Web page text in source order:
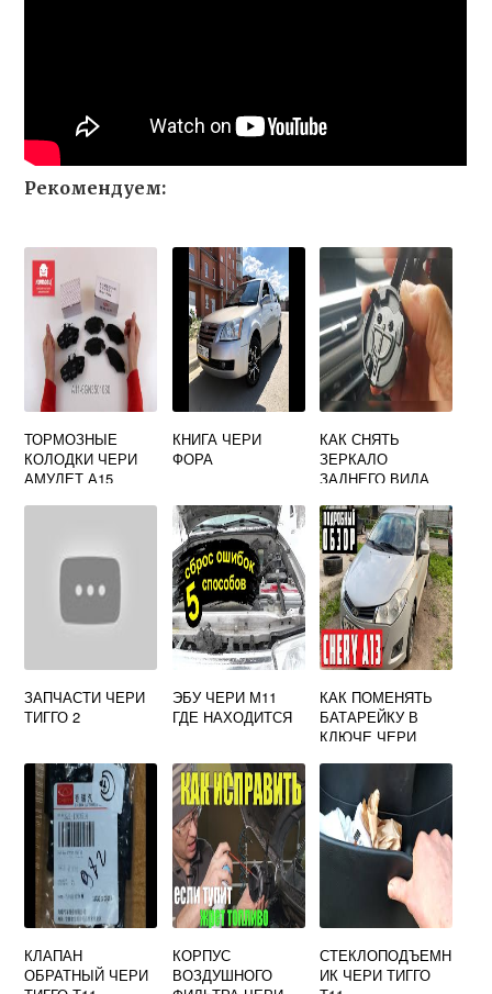
Рекомендуем:
ТОРМОЗНЫЕ
КОЛОДКИ ЧЕРИ
АМУЛЕТ А15
КНИГА ЧЕРИ
ФОРА
КАК СНЯТЬ
ЗЕРКАЛО
ЗАДНЕГО ВИДА
Т11
ЗАПЧАСТИ ЧЕРИ
ТИГГО 2
ЭБУ ЧЕРИ М11
ГДЕ НАХОДИТСЯ
КАК ПОМЕНЯТЬ
БАТАРЕЙКУ В
КЛЮЧЕ ЧЕРИ
КЛАПАН
ОБРАТНЫЙ ЧЕРИ
КОРПУС
ВОЗДУШНОГО
СТЕКЛОПОДЪЕМН
ИК ЧЕРИ ТИГГО